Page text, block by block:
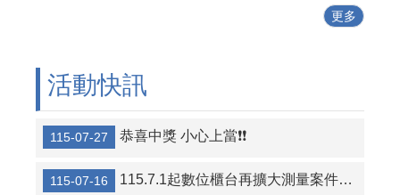
更多
活動快訊
115-07-27 恭喜中獎 小心上當❗❗
115-07-16 115.7.1起數位櫃台再擴大測量案件全程網路申請案件之項目